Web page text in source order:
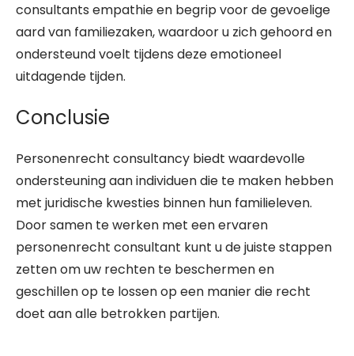
consultants empathie en begrip voor de gevoelige
aard van familiezaken, waardoor u zich gehoord en
ondersteund voelt tijdens deze emotioneel
uitdagende tijden.
Conclusie
Personenrecht consultancy biedt waardevolle
ondersteuning aan individuen die te maken hebben
met juridische kwesties binnen hun familieleven.
Door samen te werken met een ervaren
personenrecht consultant kunt u de juiste stappen
zetten om uw rechten te beschermen en
geschillen op te lossen op een manier die recht
doet aan alle betrokken partijen.